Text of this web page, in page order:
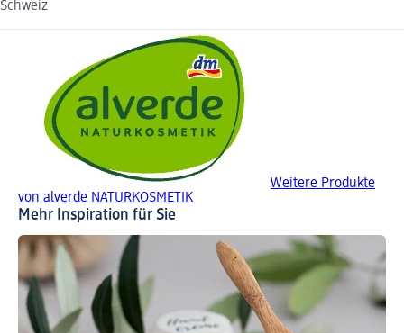
Schweiz
Weitere Produkte
von alverde NATURKOSMETIK
Mehr Inspiration für Sie